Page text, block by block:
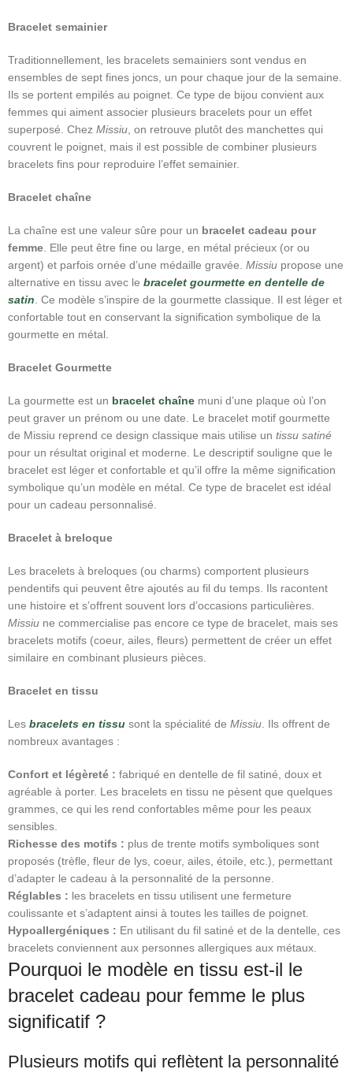
Bracelet semainier
Traditionnellement, les bracelets semainiers sont vendus en
ensembles de sept fines joncs, un pour chaque jour de la semaine.
Ils se portent empilés au poignet. Ce type de bijou convient aux
femmes qui aiment associer plusieurs bracelets pour un effet
superposé. Chez Missiu , on retrouve plutôt des manchettes qui
couvrent le poignet, mais il est possible de combiner plusieurs
bracelets fins pour reproduire l’effet semainier.
Bracelet chaîne
La chaîne est une valeur sûre pour un bracelet cadeau pour
femme . Elle peut être fine ou large, en métal précieux (or ou
argent) et parfois ornée d’une médaille gravée. Missiu propose une
alternative en tissu avec le bracelet gourmette en dentelle de
satin . Ce modèle s’inspire de la gourmette classique. Il est léger et
confortable tout en conservant la signification symbolique de la
gourmette en métal.
Bracelet Gourmette
La gourmette est un bracelet chaîne muni d’une plaque où l’on
peut graver un prénom ou une date. Le bracelet motif gourmette
de Missiu reprend ce design classique mais utilise un tissu satiné
pour un résultat original et moderne. Le descriptif souligne que le
bracelet est léger et confortable et qu’il offre la même signification
symbolique qu’un modèle en métal. Ce type de bracelet est idéal
pour un cadeau personnalisé.
Bracelet à breloque
Les bracelets à breloques (ou charms) comportent plusieurs
pendentifs qui peuvent être ajoutés au fil du temps. Ils racontent
une histoire et s’offrent souvent lors d’occasions particulières.
Missiu ne commercialise pas encore ce type de bracelet, mais ses
bracelets motifs (coeur, ailes, fleurs) permettent de créer un effet
similaire en combinant plusieurs pièces.
Bracelet en tissu
Les bracelets en tissu sont la spécialité de Missiu . Ils offrent de
nombreux avantages :
Confort et légèreté : fabriqué en dentelle de fil satiné, doux et
agréable à porter. Les bracelets en tissu ne pèsent que quelques
grammes, ce qui les rend confortables même pour les peaux
sensibles.
Richesse des motifs : plus de trente motifs symboliques sont
proposés (trèfle, fleur de lys, coeur, ailes, étoile, etc.), permettant
d’adapter le cadeau à la personnalité de la personne.
Réglables : les bracelets en tissu utilisent une fermeture
coulissante et s’adaptent ainsi à toutes les tailles de poignet.
Hypoallergéniques : En utilisant du fil satiné et de la dentelle, ces
bracelets conviennent aux personnes allergiques aux métaux.
Pourquoi le modèle en tissu est-il le
bracelet cadeau pour femme le plus
significatif ?
Plusieurs motifs qui reflètent la personnalité